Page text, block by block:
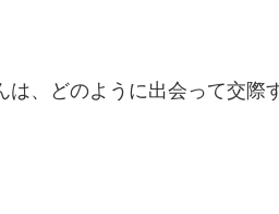
、どのように出会って交際